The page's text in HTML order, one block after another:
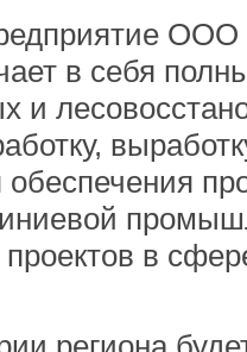
ООО
в себя
и
обеспечения
в